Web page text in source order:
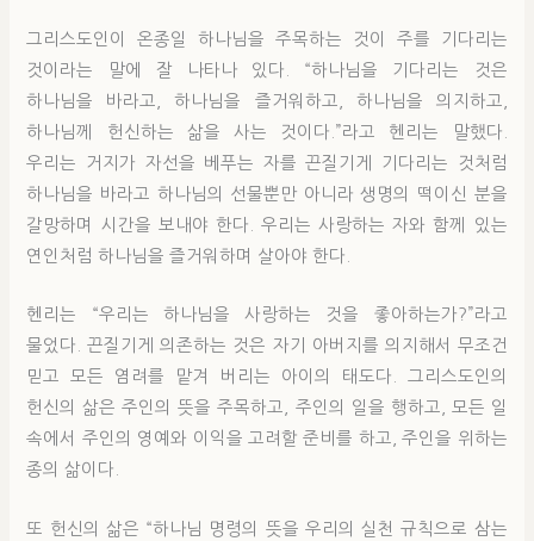
그리스도인이 온종일 하나님을 주목하는 것이 주를 기다리는
것이라는 말에 잘 나타나 있다. “하나님을 기다리는 것은
하나님을 바라고, 하나님을 즐거워하고, 하나님을 의지하고,
하나님께 헌신하는 삶을 사는 것이다.”라고 헨리는 말했다.
우리는 거지가 자선을 베푸는 자를 끈질기게 기다리는 것처럼
하나님을 바라고 하나님의 선물뿐만 아니라 생명의 떡이신 분을
갈망하며 시간을 보내야 한다. 우리는 사랑하는 자와 함께 있는
연인처럼 하나님을 즐거워하며 살아야 한다.
헨리는 “우리는 하나님을 사랑하는 것을 좋아하는가?”라고
물었다. 끈질기게 의존하는 것은 자기 아버지를 의지해서 무조건
믿고 모든 염려를 맡겨 버리는 아이의 태도다. 그리스도인의
헌신의 삶은 주인의 뜻을 주목하고, 주인의 일을 행하고, 모든 일
속에서 주인의 영예와 이익을 고려할 준비를 하고, 주인을 위하는
종의 삶이다.
또 헌신의 삶은 “하나님 명령의 뜻을 우리의 실천 규칙으로 삼는